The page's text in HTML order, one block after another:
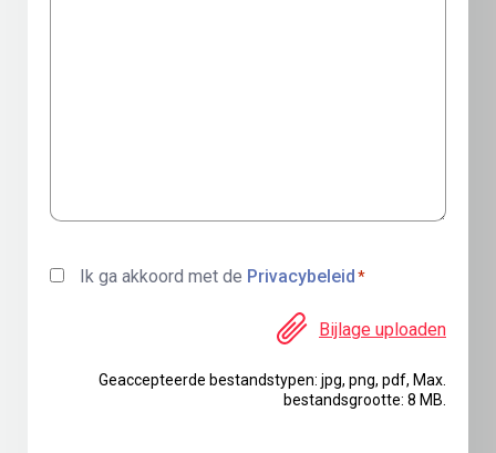
Ik ga akkoord met de Privacybeleid *
Bijlage uploaden
Geaccepteerde bestandstypen: jpg, png, pdf, Max.
bestandsgrootte: 8 MB.